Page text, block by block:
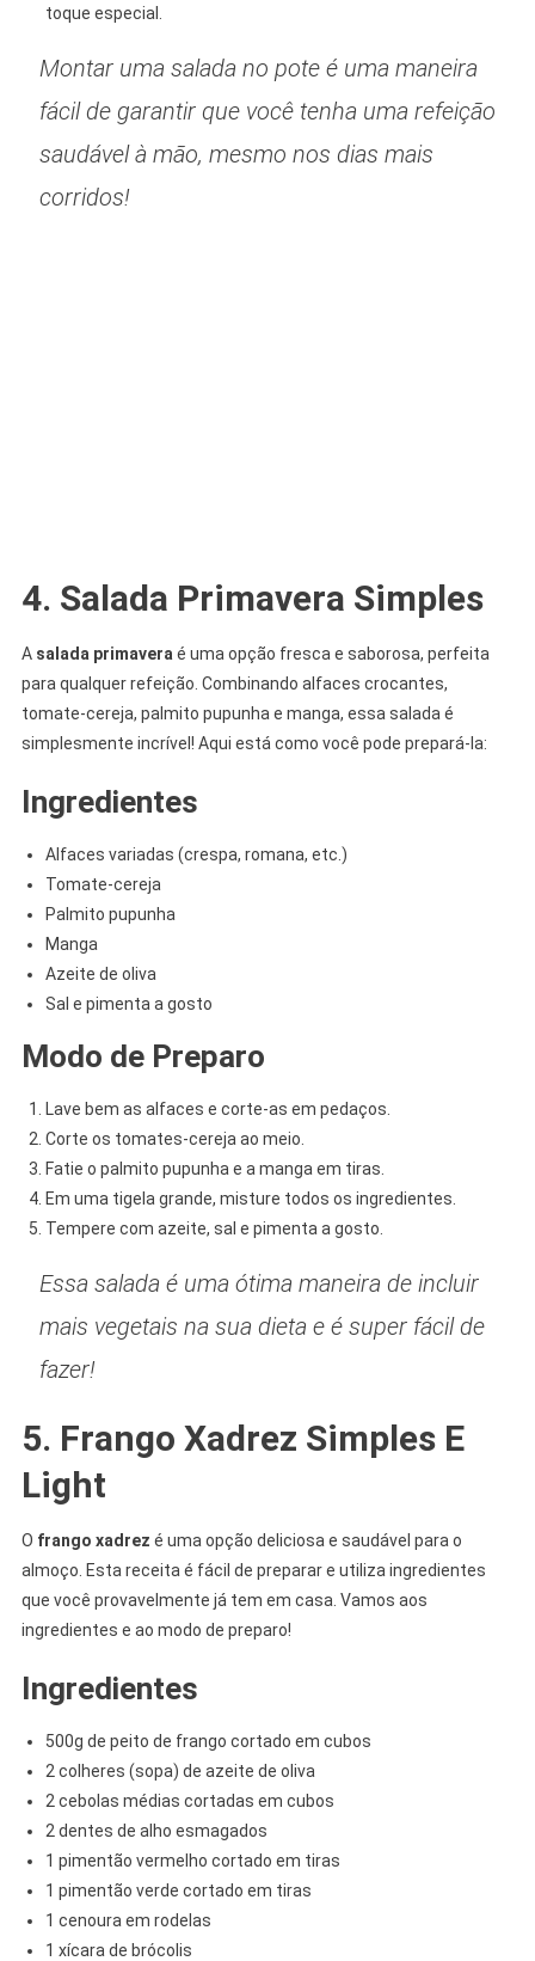
toque especial.
Montar uma salada no pote é uma maneira
fácil de garantir que você tenha uma refeição
saudável à mão, mesmo nos dias mais
corridos!
4. Salada Primavera Simples
A salada primavera é uma opção fresca e saborosa, perfeita
para qualquer refeição. Combinando alfaces crocantes,
tomate-cereja, palmito pupunha e manga, essa salada é
simplesmente incrível! Aqui está como você pode prepará-la:
Ingredientes
Alfaces variadas (crespa, romana, etc.)
Tomate-cereja
Palmito pupunha
Manga
Azeite de oliva
Sal e pimenta a gosto
Modo de Preparo
Lave bem as alfaces e corte-as em pedaços.
Corte os tomates-cereja ao meio.
Fatie o palmito pupunha e a manga em tiras.
Em uma tigela grande, misture todos os ingredientes.
Tempere com azeite, sal e pimenta a gosto.
Essa salada é uma ótima maneira de incluir
mais vegetais na sua dieta e é super fácil de
fazer!
5. Frango Xadrez Simples E
Light
O frango xadrez é uma opção deliciosa e saudável para o
almoço. Esta receita é fácil de preparar e utiliza ingredientes
que você provavelmente já tem em casa. Vamos aos
ingredientes e ao modo de preparo!
Ingredientes
500g de peito de frango cortado em cubos
2 colheres (sopa) de azeite de oliva
2 cebolas médias cortadas em cubos
2 dentes de alho esmagados
1 pimentão vermelho cortado em tiras
1 pimentão verde cortado em tiras
1 cenoura em rodelas
1 xícara de brócolis